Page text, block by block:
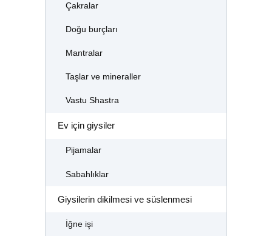
Çakralar
Doğu burçları
Mantralar
Taşlar ve mineraller
Vastu Shastra
Ev için giysiler
Pijamalar
Sabahlıklar
Giysilerin dikilmesi ve süslenmesi
İğne işi